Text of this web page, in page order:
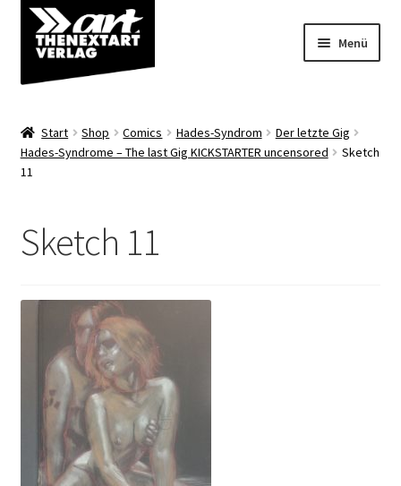
Zur
Navigation
springen
Zum
Inhalt
springen
Menü
Shop
Start Shop Comics Hades-Syndrom
Der letzte Gig
Hades-Syndrome – The last Gig KICKSTARTER uncensored
Sketch
11
Sketch 11